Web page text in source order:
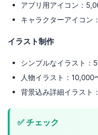
アプリ用アイコン：
キャラクターアイコン
イラスト制作
シンプルなイラスト：
人物イラスト：10,000
背景込み詳細イラスト
✅ チェック